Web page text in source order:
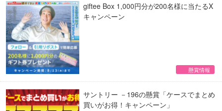
giftee Box 1,000円分が200名様に当たるX
キャンペーン
懸賞情報
サントリー －196の懸賞「ケースでまとめ
買いがお得！キャンペーン」